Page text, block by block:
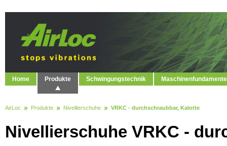
Home Produkte Schwingungstechnik Maschinenfundamente
AirLoc Produkte Nivellierschuhe VRKC - durchschraubbar, Kalotte
Nivellierschuhe VRKC -